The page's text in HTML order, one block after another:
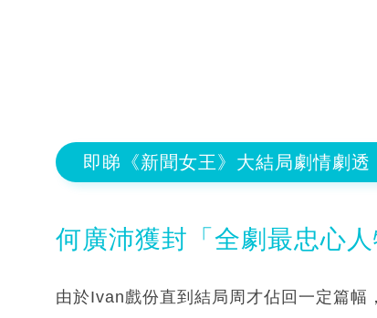
即睇《新聞女王》大結局劇情劇透
何廣沛獲封「全劇最忠心人
由於Ivan戲份直到結局周才佔回一定篇